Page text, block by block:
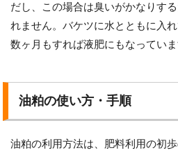
だし、この場合は臭いがかなりす
れません。バケツに水とともに入
数ヶ月もすれば液肥にもなっていま
油粕の使い方・手順
油粕の利用方法は、肥料利用の初